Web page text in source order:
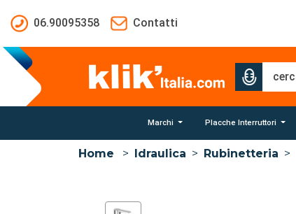
06.90095358
Contatti
Marchi Placche Interruttori
Home > Idraulica > Rubinetteria >